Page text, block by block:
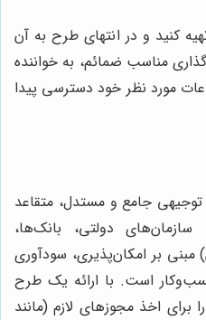
کنید و در انتهای طرح به آن
مناسب ضمائم، به خواننده
مورد نظر خود دسترسی پیدا
جامع و مستدل، متقاعد
دولتی، بانک‌ها،
بر امکان‌پذیری، سودآوری
است. با ارائه یک طرح
اخذ مجوزهای لازم (مانند